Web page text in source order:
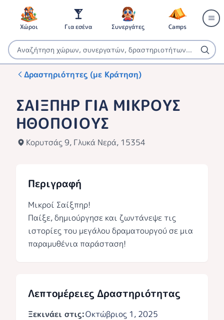
Χώροι Για εσένα Συνεργάτες Camps
Δραστηριότητες (με Κράτηση)
ΣΑΙΞΠΗΡ ΓΙΑ ΜΙΚΡΟΥΣ
ΗΘΟΠΟΙΟΥΣ
Κορυτσάς 9, Γλυκά Νερά, 15354
Περιγραφή
Μικροί Σαίξπηρ!
Παίξε, δημιούργησε και ζωντάνεψε τις
ιστορίες του μεγάλου δραματουργού σε μια
παραμυθένια παράσταση!
Λεπτομέρειες Δραστηριότητας
Ξεκινάει στις:Οκτώβριος 1, 2025